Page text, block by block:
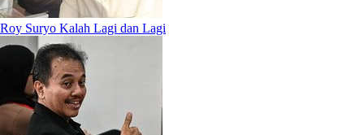
Roy Suryo Kalah Lagi dan Lagi